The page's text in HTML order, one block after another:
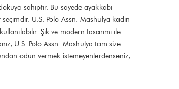
sahiptir. Bu sayede ayakkabı
U.S. Polo Assn. Mashulya kadın
Şık ve modern tasarımı ile
U.S. Polo Assn. Mashulya tam size
ödün vermek istemeyenlerdenseniz,